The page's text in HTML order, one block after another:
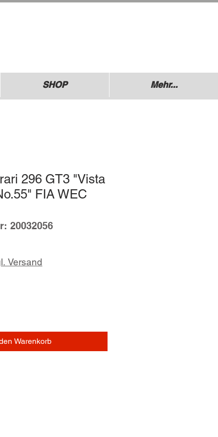
SHOP Mehr...
296 GT3 "Vista
FIA WEC
20032056
Versand
Warenkorb